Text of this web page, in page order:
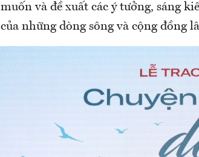
muốn và đề xuất các ý tưởng, sáng
của những dòng sông và cộng đồng